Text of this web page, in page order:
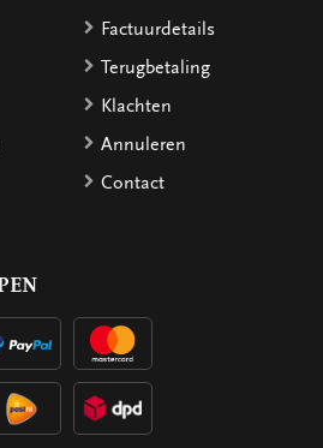
Factuurdetails
Terugbetaling
Klachten
Annuleren
Contact